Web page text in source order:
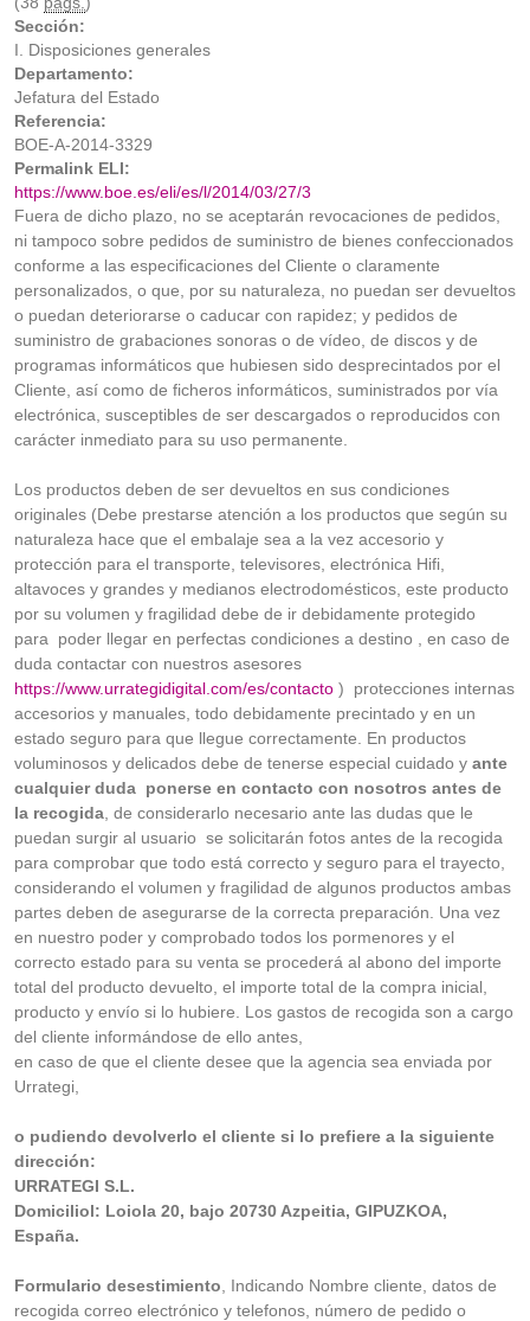
Sección:
I. Disposiciones generales
Departamento:
Jefatura del Estado
Referencia:
BOE-A-2014-3329
Permalink ELI:
https://www.boe.es/eli/es/l/2014/03/27/3
Fuera de dicho plazo, no se aceptarán revocaciones de pedidos,
ni tampoco sobre pedidos de suministro de bienes confeccionados
conforme a las especificaciones del Cliente o claramente
personalizados, o que, por su naturaleza, no puedan ser devueltos
o puedan deteriorarse o caducar con rapidez; y pedidos de
suministro de grabaciones sonoras o de vídeo, de discos y de
programas informáticos que hubiesen sido desprecintados por el
Cliente, así como de ficheros informáticos, suministrados por vía
electrónica, susceptibles de ser descargados o reproducidos con
carácter inmediato para su uso permanente.
Los productos deben de ser devueltos en sus condiciones
originales (Debe prestarse atención a los productos que según su
naturaleza hace que el embalaje sea a la vez accesorio y
protección para el transporte, televisores, electrónica Hifi,
altavoces y grandes y medianos electrodomésticos, este producto
por su volumen y fragilidad debe de ir debidamente protegido
para poder llegar en perfectas condiciones a destino , en caso de
duda contactar con nuestros asesores
https://www.urrategidigital.com/es/contacto ) protecciones internas
accesorios y manuales, todo debidamente precintado y en un
estado seguro para que llegue correctamente. En productos
voluminosos y delicados debe de tenerse especial cuidado y ante
cualquier duda ponerse en contacto con nosotros antes de
la recogida , de considerarlo necesario ante las dudas que le
puedan surgir al usuario se solicitarán fotos antes de la recogida
para comprobar que todo está correcto y seguro para el trayecto,
considerando el volumen y fragilidad de algunos productos ambas
partes deben de asegurarse de la correcta preparación. Una vez
en nuestro poder y comprobado todos los pormenores y el
correcto estado para su venta se procederá al abono del importe
total del producto devuelto, el importe total de la compra inicial,
producto y envío si lo hubiere. Los gastos de recogida son a cargo
del cliente informándose de ello antes,
en caso de que el cliente desee que la agencia sea enviada por
Urrategi,
o pudiendo devolverlo el cliente si lo prefiere a la siguiente
dirección:
URRATEGI S.L.
Domiciliol: Loiola 20, bajo 20730 Azpeitia, GIPUZKOA,
España.
Formulario desestimiento , Indicando Nombre cliente, datos de
recogida correo electrónico y telefonos, número de pedido o